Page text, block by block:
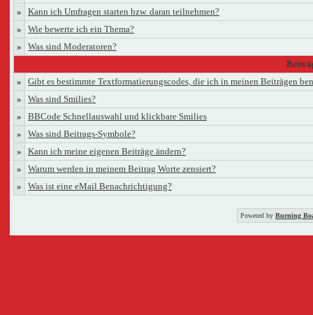
»
Kann ich Umfragen starten bzw. daran teilnehmen?
»
Wie bewerte ich ein Thema?
»
Was sind Moderatoren?
»
Gibt es bestimmte Textformatierungscodes, die ich in meinen Beiträgen
»
Was sind Smilies?
»
BBCode Schnellauswahl und klickbare Smilies
»
Was sind Beitrags-Symbole?
»
Kann ich meine eigenen Beiträge ändern?
»
Warum werden in meinem Beitrag Worte zensiert?
»
Was ist eine eMail Benachrichtigung?
Powered by Burning